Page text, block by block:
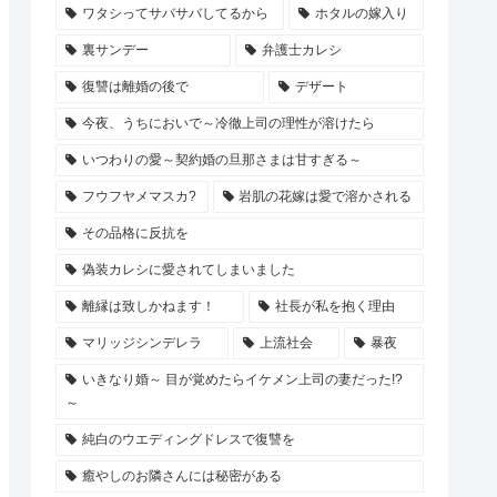
ワタシってサバサバしてるから ホタルの嫁入り
裏サンデー 弁護士カレシ
復讐は離婚の後で デザート
今夜、うちにおいで～冷徹上司の理性が溶けたら
いつわりの愛～契約婚の旦那さまは甘すぎる～
フウフヤメマスカ? 岩肌の花嫁は愛で溶かされる
その品格に反抗を
偽装カレシに愛されてしまいました
離縁は致しかねます！ 社長が私を抱く理由
マリッジシンデレラ 上流社会 暴夜
いきなり婚～ 目が覚めたらイケメン上司の妻だった!?
～
純白のウエディングドレスで復讐を
癒やしのお隣さんには秘密がある